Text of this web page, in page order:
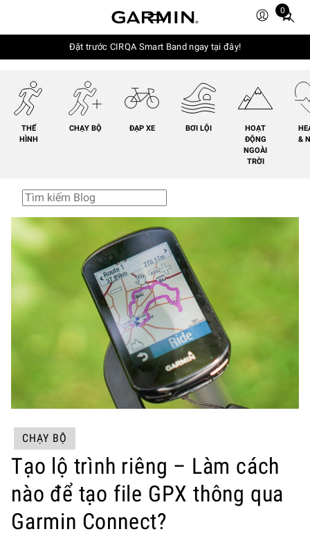
0
Total
cart:
Đặt trước CIRQA Smart Band ngay tại đây!
THỂ
HÌNH
CHẠY BỘ ĐẠP XE BƠI LỘI
HOẠT
ĐỘNG
NGOÀI
TRỜI
&
CHẠY BỘ
Tạo lộ trình riêng – Làm cách
nào để tạo file GPX thông qua
Garmin Connect?